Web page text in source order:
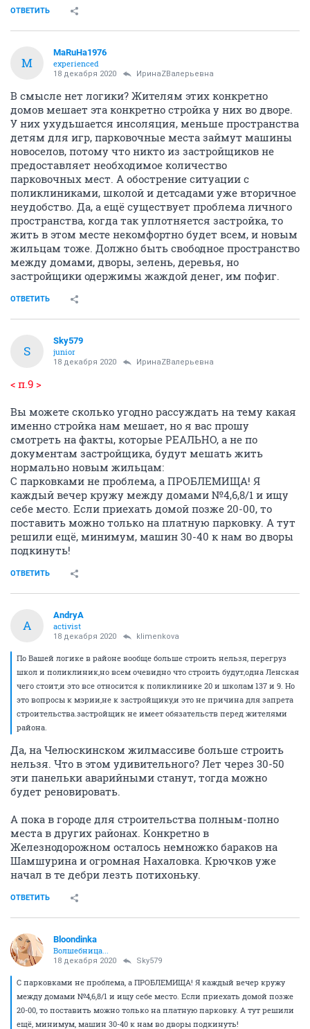
ОТВЕТИТЬ
M
MaRuHa1976
experienced
18 декабря 2020 ИринаZВалерьевна
В смысле нет логики? Жителям этих конкретно
домов мешает эта конкретно стройка у них во дворе.
У них ухудьшается инсоляция, меньше пространства
детям для игр, парковочные места займут машины
новоселов, потому что никто из застройщиков не
предоставляет необходимое количество
парковочных мест. А обострение ситуации с
поликлиниками, школой и детсадами уже вторичное
неудобство. Да, а ещё существует проблема личного
пространства, когда так уплотняется застройка, то
жить в этом месте некомфортно будет всем, и новым
жильцам тоже. Должно быть свободное пространство
между домами, дворы, зелень, деревья, но
застройщики одержимы жаждой денег, им пофиг.
ОТВЕТИТЬ
S
Sky579
junior
18 декабря 2020 ИринаZВалерьевна
< п.9 >
Вы можете сколько угодно рассуждать на тему какая
именно стройка нам мешает, но я вас прошу
смотреть на факты, которые РЕАЛЬНО, а не по
документам застройщика, будут мешать жить
нормально новым жильцам:
С парковками не проблема, а ПРОБЛЕМИЩА! Я
каждый вечер кружу между домами №4,6,8/1 и ищу
себе место. Если приехать домой позже 20-00, то
поставить можно только на платную парковку. А тут
решили ещё, минимум, машин 30-40 к нам во дворы
подкинуть!
ОТВЕТИТЬ
A
AndryA
activist
18 декабря 2020 klimenkova
По Вашей логике в районе вообще больше строить нельзя, перегруз
школ и поликлиник,но всем очевидно что строить будут,одна Ленская
чего стоит,и это все относится к поликлинике 20 и школам 137 и 9. Но
это вопросы к мэрии,не к застройщику,и это не причина для запрета
строительства.застройщик не имеет обязательств перед жителями
района.
Да, на Челюскинском жилмассиве больше строить
нельзя. Что в этом удивительного? Лет через 30-50
эти панельки аварийными станут, тогда можно
будет реновировать.
А пока в городе для строительства полным-полно
места в других районах. Конкретно в
Железнодорожном осталось немножко бараков на
Шамшурина и огромная Нахаловка. Крючков уже
начал в те дебри лезть потихоньку.
ОТВЕТИТЬ
Bloondinka
Волшебница...
18 декабря 2020 Sky579
С парковками не проблема, а ПРОБЛЕМИЩА! Я каждый вечер кружу
между домами №4,6,8/1 и ищу себе место. Если приехать домой позже
20-00, то поставить можно только на платную парковку. А тут решили
ещё, минимум, машин 30-40 к нам во дворы подкинуть!